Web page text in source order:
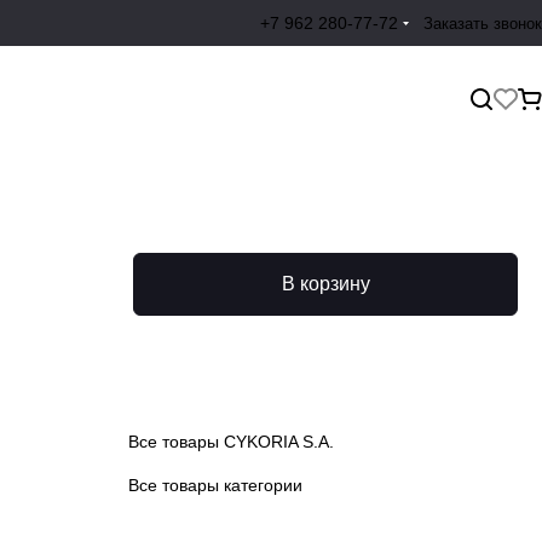
+7 962 280-77-72 Заказать звонок
В корзину
Все товары CYKORIA S.A.
Все товары категории